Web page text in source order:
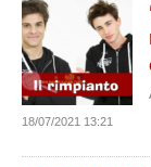
18/07/2021 13:21